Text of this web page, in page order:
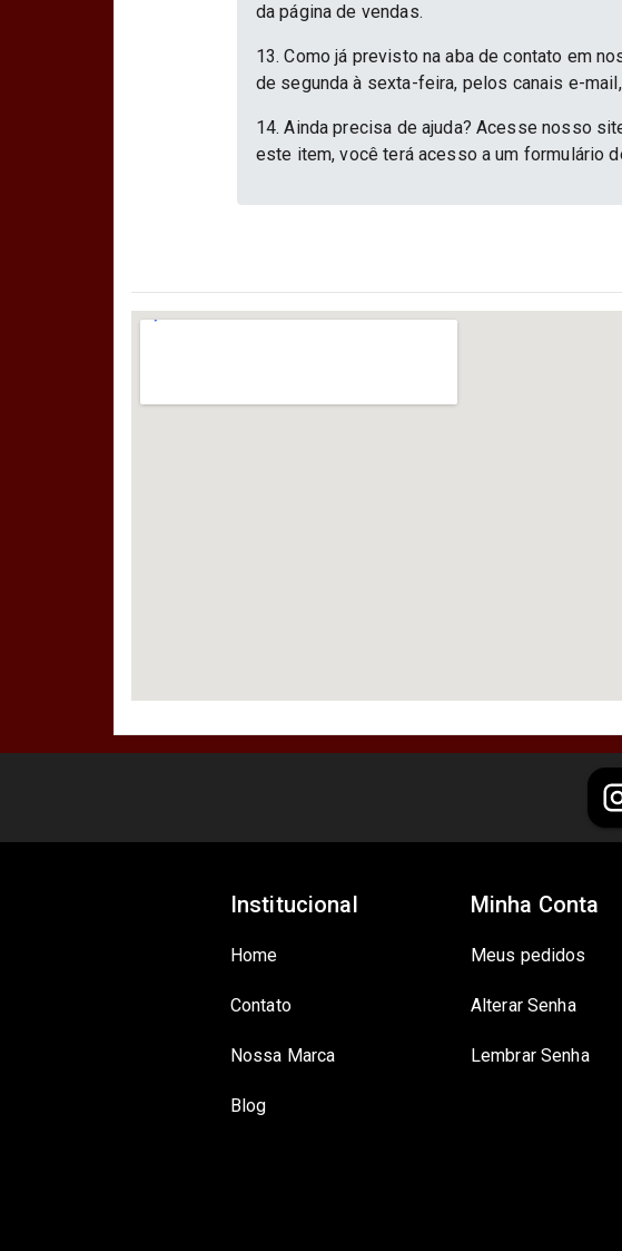
da página de vendas.
13. Como já previsto na aba de contato em
de segunda à sexta-feira, pelos canais e-
14. Ainda precisa de ajuda? Acesse nosso
este item, você terá acesso a um formulário
Institucional
Home
Contato
Nossa Marca
Blog
Minha Conta
Meus pedidos
Alterar Senha
Lembrar Senha